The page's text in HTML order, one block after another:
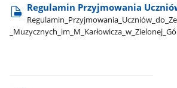
Regulamin Przyjmowania